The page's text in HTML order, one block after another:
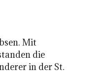
Mit
die
in der St.